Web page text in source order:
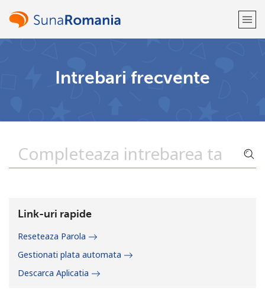
Intrebari frecvente
Link-uri rapide
Reseteaza Parola
Gestionati plata automata
Descarca Aplicatia